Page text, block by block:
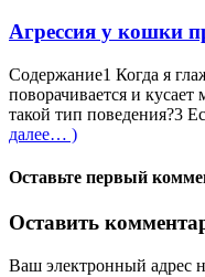
Агрессия у кошки
Содержание1 Когда я
поворачивается и кусает
такой тип поведения?3
далее… )
Оставьте первый
Оставить
Ваш электронный адрес